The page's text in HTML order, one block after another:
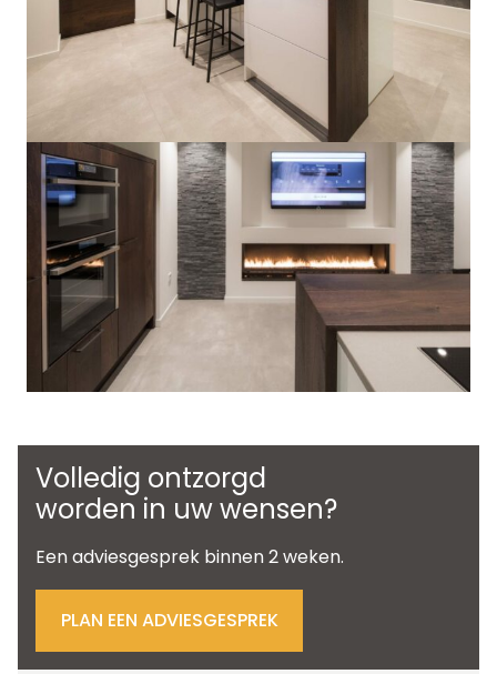
Volledig ontzorgd
worden in uw wensen?
Een adviesgesprek binnen 2 weken.
PLAN EEN ADVIESGESPREK